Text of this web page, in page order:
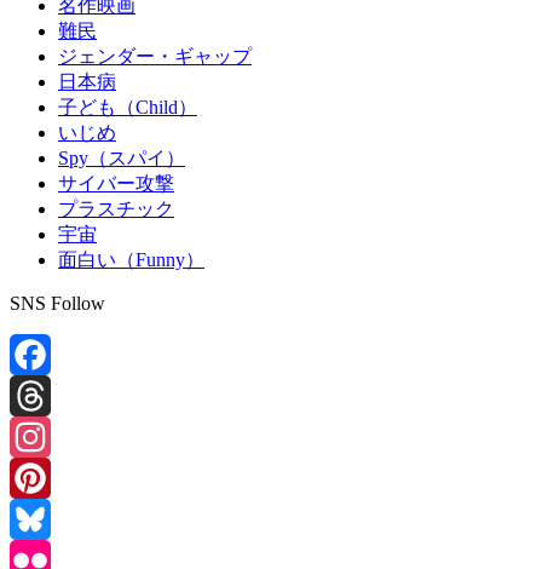
名作映画
難民
ジェンダー・ギャップ
日本病
子ども（Child）
いじめ
Spy（スパイ）
サイバー攻撃
プラスチック
宇宙
面白い（Funny）
SNS Follow
Facebook
Threads
Instagram
Pinterest
Bluesky